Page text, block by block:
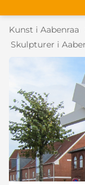
Kunst i Aabenraa
Tilbage til
Skulpturer i